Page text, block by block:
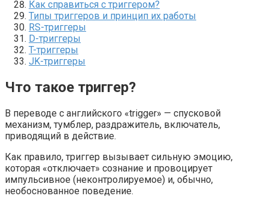
Как справиться с триггером?
Типы триггеров и принцип их работы
RS-триггеры
D-триггеры
T-триггеры
JK-триггеры
Что такое триггер?
В переводе с английского «trigger» — спусковой
механизм, тумблер, раздражитель, включатель,
приводящий в действие.
Как правило, триггер вызывает сильную эмоцию,
которая «отключает» сознание и провоцирует
импульсивное (неконтролируемое) и, обычно,
необоснованное поведение.